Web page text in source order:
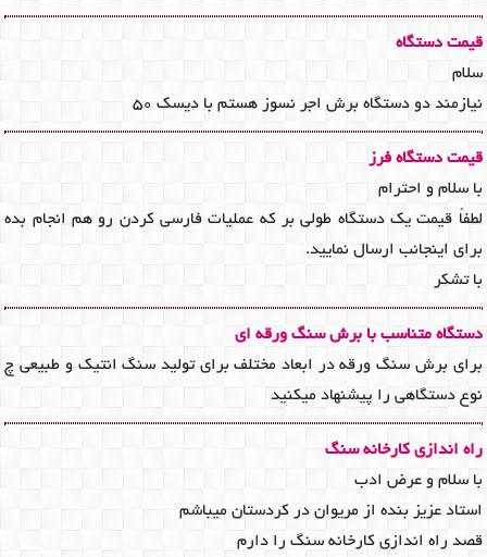
قیمت دستگاه
سلام
نیازمند دو دستگاه برش اجر نسوز هستم با دیسک 50
قیمت دستگاه فرز
با سلام و احترام
لطفاً قیمت یک دستگاه طولی بر که عملیات فارسی کردن رو هم انجام بده
برای اینجانب ارسال نمایید.
با تشکر
دستگاه متناسب با برش سنگ ورقه ای
برای برش سنگ ورقه در ابعاد مختلف برای تولید سنگ انتیک و طبیعی چ
نوع دستگاهی را پیشنهاد میکنید
راه اندازی کارخانه سنگ
با سلام و عرض ادب
استاد عزيز بنده از مريوان در كردستان ميباشم
قصد راه اندازي كارخانه سنگ را دارم